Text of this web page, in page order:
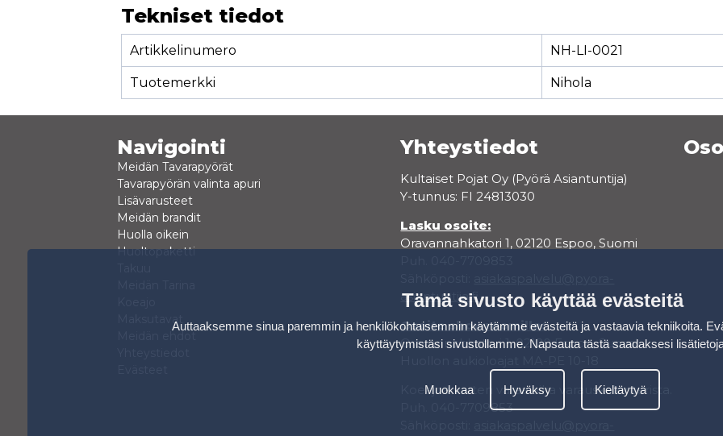
Tekniset tiedot
Artikkelinumero NH-LI-0021
Tuotemerkki Nihola
Navigointi
Meidän Tavarapyörät
Tavarapyörän valinta apuri
Lisävarusteet
Meidän brandit
Huolla oikein
Huoltopaketti
Maksutavat
Yhteystiedot
Kultaiset Pojat Oy (Pyörä Asiantuntija)
Y-tunnus: FI 24813030
Lasku osoite:
Oravannahkatori 1, 02120 Espoo, Suomi
asiantuntija.fi
Osoite showroomille:
Oravannahkatori 1, 02120 Espoo, Suomi
Koeajoa varten varaa aika varauskalenterista.
Puh. 040-7709853
Tämä sivusto käyttää evästeitä
Auttaaksemme sinua paremmin ja henkilökohtaisemmin käytämme evästeitä ja vastaavia tekniikoita.
käyttäytymistäsi sivustollamme. Napsauta tästä saadaksesi
Muokkaa Hyväksy Kieltäytyä